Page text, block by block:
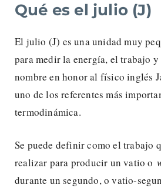
Qué es el julio (J)
El julio (J) es una unidad muy
para medir la energía, el trabajo y
nombre en honor al físico inglés
uno de los referentes más
termodinámica.
Se puede definir como el trabajo
realizar para producir un vatio o
durante un segundo, o vatio-